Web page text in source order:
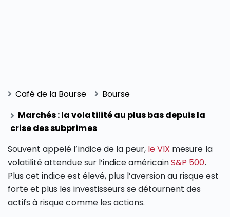
Café de la Bourse
Bourse
Marchés : la volatilité au plus bas depuis la
crise des subprimes
Souvent appelé l’indice de la peur, le VIX mesure la
volatilité attendue sur l’indice américainS&P 500.
Plus cet indice est élevé, plus l’aversion au risque est
forte et plus les investisseurs se détournent des
actifs à risque comme les actions.